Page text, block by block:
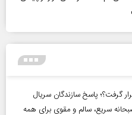
گرفت؟؛ پاسخ سازندگان سریال
چی درست کنم؟ معرفی ۳۰ صبحانه سریع، سالم و مقوی برای همه